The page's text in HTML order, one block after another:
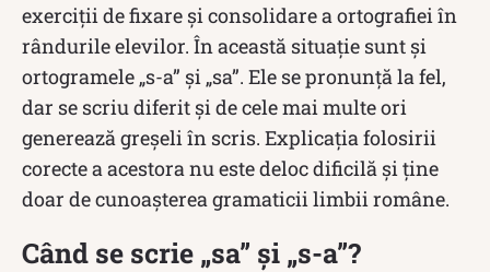
exerciții de fixare și consolidare a ortografiei în
rândurile elevilor. În această situație sunt și
ortogramele „s-a” și „sa”. Ele se pronunță la fel,
dar se scriu diferit și de cele mai multe ori
generează greșeli în scris. Explicația folosirii
corecte a acestora nu este deloc dificilă și ține
doar de cunoașterea gramaticii limbii române.
Când se scrie „sa” și „s-a”?